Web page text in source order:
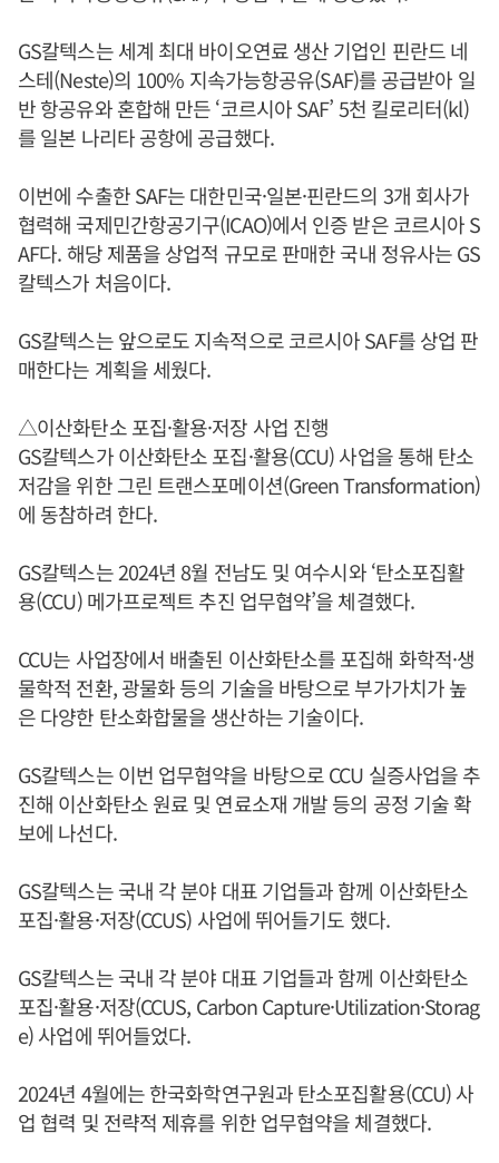
GS칼텍스는 세계 최대 바이오연료 생산 기업인 핀란드 네
스테(Neste)의 100% 지속가능항공유(SAF)를 공급받아 일
반 항공유와 혼합해 만든 ‘코르시아 SAF’ 5천 킬로리터(kl)
를 일본 나리타 공항에 공급했다.
이번에 수출한 SAF는 대한민국·일본·핀란드의 3개 회사가
협력해 국제민간항공기구(ICAO)에서 인증 받은 코르시아 S
AF다. 해당 제품을 상업적 규모로 판매한 국내 정유사는 GS
칼텍스가 처음이다.
GS칼텍스는 앞으로도 지속적으로 코르시아 SAF를 상업 판
매한다는 계획을 세웠다.
△이산화탄소 포집·활용·저장 사업 진행
GS칼텍스가 이산화탄소 포집·활용(CCU) 사업을 통해 탄소
저감을 위한 그린 트랜스포메이션(Green Transformation)
에 동참하려 한다.
GS칼텍스는 2024년 8월 전남도 및 여수시와 ‘탄소포집활
용(CCU) 메가프로젝트 추진 업무협약’을 체결했다.
CCU는 사업장에서 배출된 이산화탄소를 포집해 화학적·생
물학적 전환, 광물화 등의 기술을 바탕으로 부가가치가 높
은 다양한 탄소화합물을 생산하는 기술이다.
GS칼텍스는 이번 업무협약을 바탕으로 CCU 실증사업을 추
진해 이산화탄소 원료 및 연료소재 개발 등의 공정 기술 확
보에 나선다.
GS칼텍스는 국내 각 분야 대표 기업들과 함께 이산화탄소
포집·활용·저장(CCUS) 사업에 뛰어들기도 했다.
GS칼텍스는 국내 각 분야 대표 기업들과 함께 이산화탄소
포집·활용·저장(CCUS, Carbon Capture·Utilization·Storag
e) 사업에 뛰어들었다.
2024년 4월에는 한국화학연구원과 탄소포집활용(CCU) 사
업 협력 및 전략적 제휴를 위한 업무협약을 체결했다.